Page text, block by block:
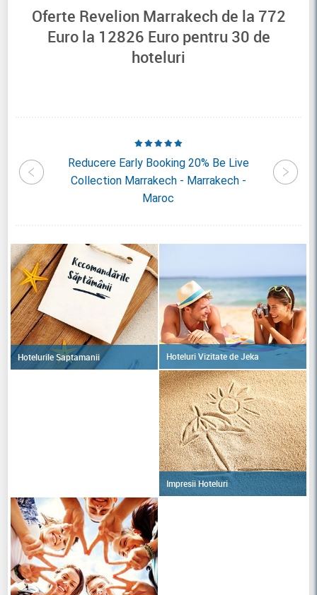
Oferte Revelion Marrakech de la 772
Euro la 12826 Euro pentru 30 de
hoteluri
Reducere Early Booking 20% Be Live
Collection Marrakech - Marrakech -
Maroc
Hotelurile Saptamanii Hoteluri Vizitate de Jeka
Impresii Hoteluri